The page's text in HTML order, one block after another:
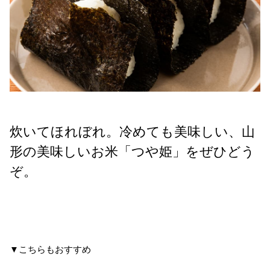
炊いてほれぼれ。冷めても美味しい、山
形の美味しいお米「つや姫」をぜひどう
ぞ。
▼こちらもおすすめ